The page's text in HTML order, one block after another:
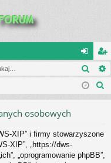
al
og
ę
ar
ej
si
osobowych
XIP” i firmy stowarzyszone
XIP”, „https://dws-
„oprogramowanie phpBB”,